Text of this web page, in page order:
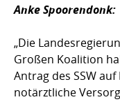
Anke Spoorendonk:
„Die
Großen Koalition
Antrag des SSW
notärztliche